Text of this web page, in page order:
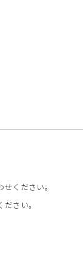
ください。
さい。